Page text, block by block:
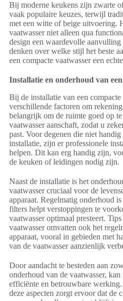
Bij moderne keukens zijn zwarte
vaak populaire keuzes, terwijl
met een witte of beige uitvoering.
vaatwasser niet alleen qua
design een waardevolle
denken over welke stijl het beste
een compacte vaatwasser een
Installatie en onderhoud van
Bij de installatie van een
verschillende factoren om
belangrijk om de ruimte goed op
vaatwasser aanschaft, zodat u
past. Voor degenen die niet
installatie, zijn er professionele
helpen. Dit kan erg handig zijn,
de keuken of leidingen nodig zijn.
Naast de installatie is het
vaatwasser cruciaal voor de
apparaat. Regelmatig onderhoud
filters helpt verstoppingen te
vaatwasser optimaal presteert.
vaatwasser omvatten ook het
apparaat, vooral in gebieden met
van de vaatwasser aanzienlijk
Door aandacht te besteden aan
onderhoud van de vaatwasser, kan
efficiënte en betrouwbare
deze aspecten zorgt ervoor dat de